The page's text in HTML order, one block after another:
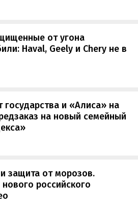
от угона
Haval, Geely и Chery не в
государства и «Алиса» на
на новый семейный
защита от морозов.
российского